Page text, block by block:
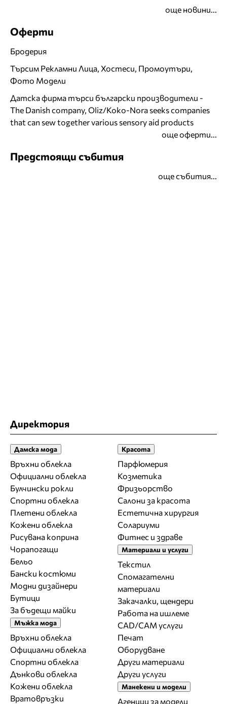
още новини...
Оферти
Бродерия
Търсим Рекламни Лица, Хостеси, Промоутъри,
Фото Модели
Датска фирма търси български производители -
The Danish company, Oliz/Koko-Nora seeks companies
that can sew together various sensory aid products
още оферти...
Предстоящи събития
още събития...
Директория
Дамска мода
Връхни облекла
Официални облекла
Булчински рокли
Спортни облекла
Плетени облекла
Кожени облекла
Рисувана коприна
Чорапогащи
Бельо
Бански костюми
Модни дизайнери
Бутици
За бъдещи майки
Мъжка мода
Връхни облекла
Официални облекла
Спортни облекла
Дънкови облекла
Кожени облекла
Вратовръзки
Красота
Парфюмерия
Козметика
Фризьорство
Салони за красота
Естетична хирургия
Солариуми
Фитнес и здраве
Материали и услуги
Текстил
Спомагателни
материали
Закачалки, щендери
Работа на ишлеме
CAD/CAM услуги
Печат
Оборудване
Други материали
Други услуги
Манекени и модели
Агенции за модели